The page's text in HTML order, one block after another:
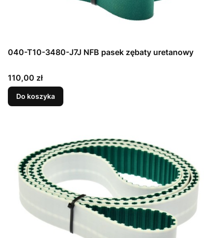
040-T10-3480-J7J NFB pasek zębaty uretanowy
Cena
110,00 zł
Do koszyka